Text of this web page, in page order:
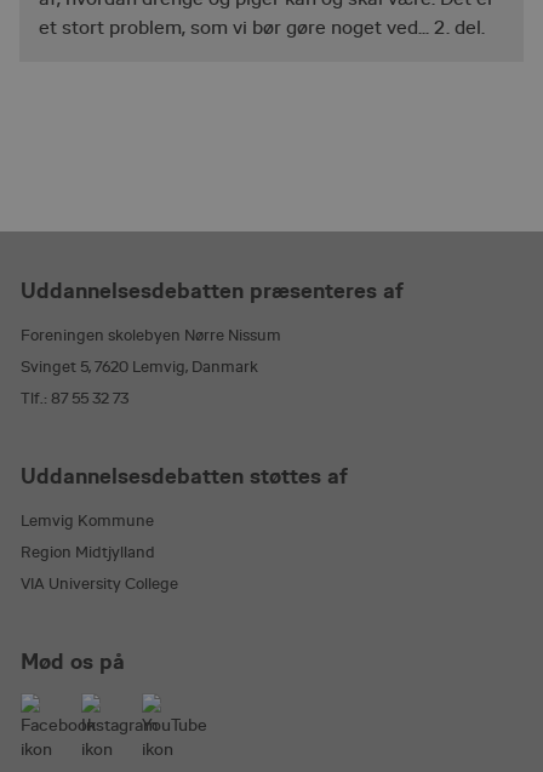
et stort problem, som vi bør gøre noget ved... 2. del.
Uddannelsesdebatten præsenteres af
Foreningen skolebyen Nørre Nissum
Svinget 5, 7620 Lemvig, Danmark
Tlf.: 87 55 32 73
Uddannelsesdebatten støttes af
Lemvig Kommune
Region Midtjylland
VIA University College
Mød os på
X-AB Stack Exchange Inc.
sc-static.net
1 dag